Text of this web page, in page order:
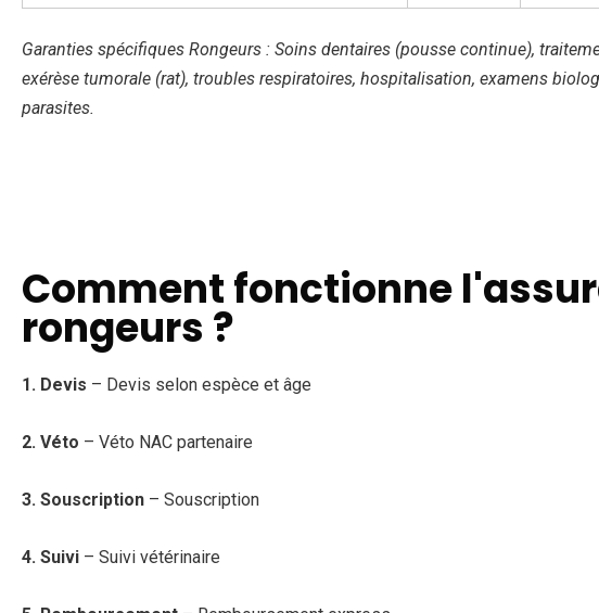
Garanties spécifiques Rongeurs : Soins dentaires (pousse continue),
exérèse tumorale (rat), troubles respiratoires, hospitalisation, examens
parasites.
Comment fonctionne
rongeurs ?
1. Devis – Devis selon espèce et âge
2. Véto – Véto NAC partenaire
3. Souscription – Souscription
4. Suivi – Suivi vétérinaire